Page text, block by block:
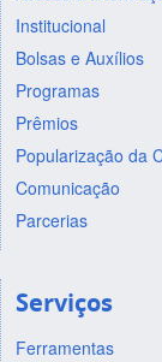
Institucional
Bolsas e Auxílios
Programas
Prêmios
Popularização da
Comunicação
Parcerias
Serviços
Ferramentas